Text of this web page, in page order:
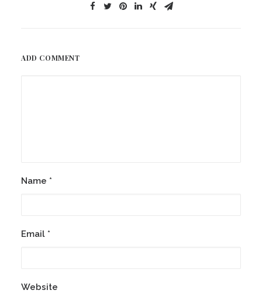
ADD COMMENT
Name *
Email *
Website